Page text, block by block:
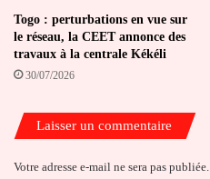
Togo : perturbations en vue sur
le réseau, la CEET annonce des
travaux à la centrale Kékéli
30/07/2026
Laisser un commentaire
Votre adresse e-mail ne sera pas publiée.